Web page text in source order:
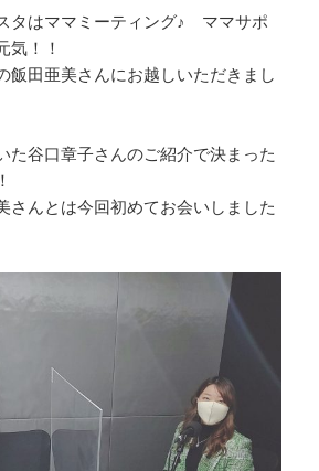
タはママミーティング♪ ママサポ
気！！
飯田亜美さんにお越しいただきまし
た谷口章子さんのご紹介で決まった
さんとは今回初めてお会いしました